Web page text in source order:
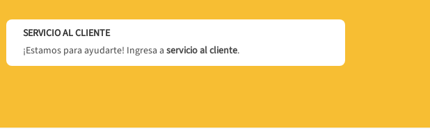
SERVICIO AL CLIENTE
¡Estamos para ayudarte! Ingresa a servicio al cliente.